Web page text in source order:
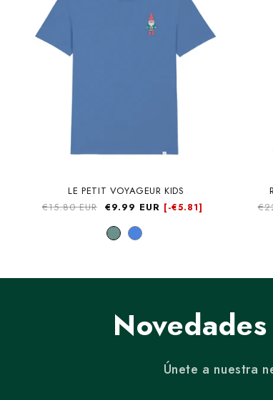
LE PETIT VOYAGEUR KIDS
Precio
€15.80 EUR Precio
oferta
€9.99 EUR [-€5.81]
Únete a nuestra